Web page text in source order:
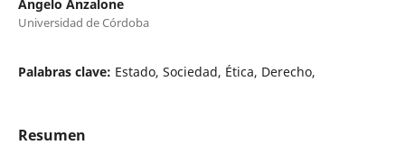
Angelo Anzalone
Universidad de Córdoba
Palabras clave: Estado, Sociedad, Ética, Derecho,
Resumen